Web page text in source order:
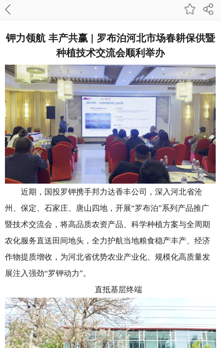
钾力领航 丰产共赢 | 罗布泊河北市场春耕保供暨
种植技术交流会顺利举办
近期，国投罗钾携手邦力达香丰公司，深入河北省沧
州、保定、石家庄、唐山四地，开展“罗布泊”系列产品推广
暨技术交流会，将高品质农资产品、科学种植方案与全周期
农化服务直送田间地头，全力护航当地粮食稳产丰产、经济
作物提质增收，为河北省优势农业产业化、规模化高质量发
展注入强劲“罗钾动力”。
直抵基层终端